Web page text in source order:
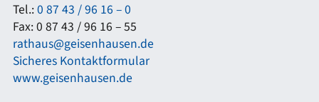
Tel.:0 87 43 / 96 16 – 0
Fax: 0 87 43 / 96 16 – 55
rathaus@geisenhausen.de
Sicheres Kontaktformular
www.geisenhausen.de